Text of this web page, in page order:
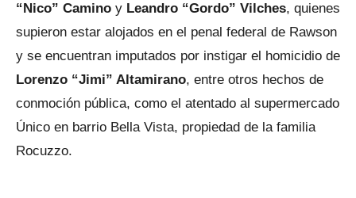
“Nico” Camino y Leandro “Gordo” Vilches, quienes
supieron estar alojados en el penal federal de Rawson
y se encuentran imputados por instigar el homicidio de
Lorenzo “Jimi” Altamirano, entre otros hechos de
conmoción pública, como el atentado al supermercado
Único en barrio Bella Vista, propiedad de la familia
Rocuzzo.